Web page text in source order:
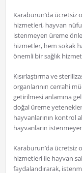
Karaburun’da ücretsiz
hizmetleri, hayvan
istenmeyen üreme
hizmetler, hem sokak
önemli bir sağlık
Kısırlaştırma ve
organlarının cerrahi
getirilmesi anlamına
doğal üreme
hayvanlarının kontrol
hayvanların
Karaburun’da ücretsiz
hizmetleri ile hayvan
faydalandırarak,